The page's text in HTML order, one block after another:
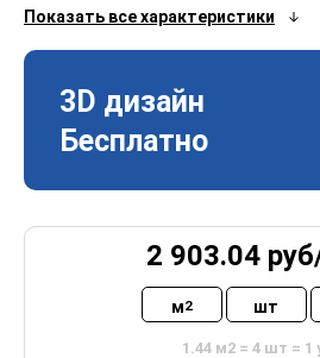
Показать все характеристики
3D дизайн
Бесплатно
2 903.04
м2 шт
1.44 м2 = 4 шт = 1